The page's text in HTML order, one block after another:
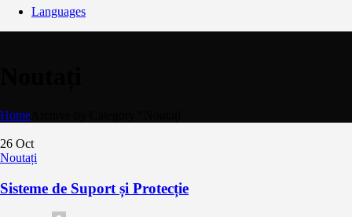
Languages
Home
26 Oct
Noutați
Sisteme de Suport și Protecție